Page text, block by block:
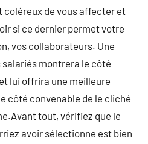
coléreux de vous affecter et
si ce dernier permet votre
vos collaborateurs. Une
montrera le côté
lui offrira une meilleure
côté convenable de le cliché
tout, vérifiez que le
avoir sélectionne est bien